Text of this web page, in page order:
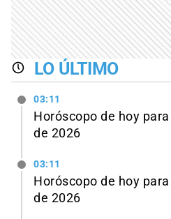
LO ÚLTIMO
03:11
Horóscopo de hoy
de 2026
03:11
Horóscopo de hoy
de 2026